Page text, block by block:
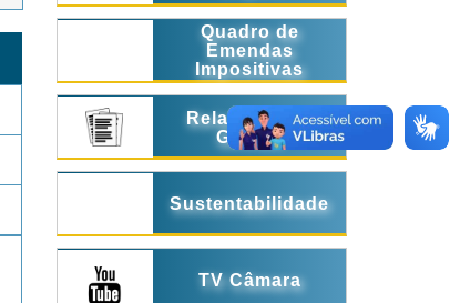
Quadro de
Emendas
Impositivas
Relatórios de
Gestão
Sustentabilidade
TV Câmara